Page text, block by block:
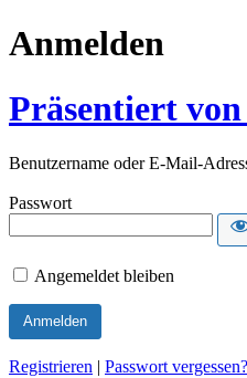
Anmelden
Präsentiert
Benutzername oder E-Mail-
Passwort
Angemeldet bleiben
Alternative:
Registrieren | Passwort vergessen?